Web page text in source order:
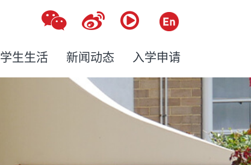
学生生活 新闻动态 入学申请